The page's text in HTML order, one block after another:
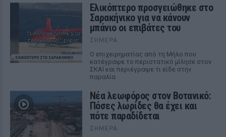
Ελικόπτερο προσγειώθηκε στο
Σαρακήνικο για να κάνουν
μπάνιο οι επιβάτες του
ΣΉΜΕΡΑ
Ο επιχειρηματίας από τη Μήλο που
κατέγραψε το περιστατικό μίλησε στον
ΣΚΑΪ και περιέγραψε τι είδε στην
παραλία
Νέα λεωφόρος στον Βοτανικό:
Πόσες λωρίδες θα έχει και
πότε παραδίδεται
ΣΉΜΕΡΑ